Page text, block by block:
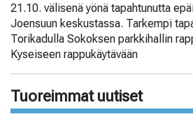
21.10. välisenä yönä tapahtunutta
Joensuun keskustassa. Tarkempi
Torikadulla Sokoksen parkkihallin
Kyseiseen rappukäytävään
Tuoreimmat uutiset